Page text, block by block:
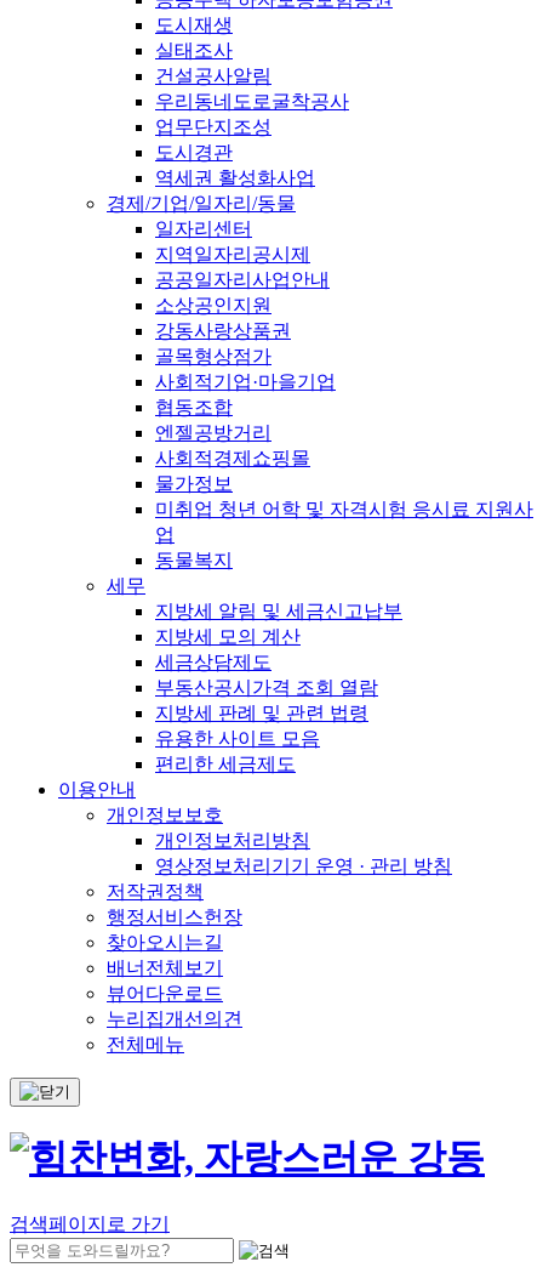
도시재생
실태조사
건설공사알림
우리동네도로굴착공사
업무단지조성
도시경관
역세권 활성화사업
경제/기업/일자리/동물
일자리센터
지역일자리공시제
공공일자리사업안내
소상공인지원
강동사랑상품권
골목형상점가
사회적기업·마을기업
협동조합
엔젤공방거리
사회적경제쇼핑몰
물가정보
미취업 청년 어학 및 자격시험 응시료 지원사
업
동물복지
세무
지방세 알림 및 세금신고납부
지방세 모의 계산
세금상담제도
부동산공시가격 조회 열람
지방세 판례 및 관련 법령
유용한 사이트 모음
편리한 세금제도
이용안내
개인정보보호
개인정보처리방침
영상정보처리기기 운영 · 관리 방침
저작권정책
행정서비스헌장
찾아오시는길
배너전체보기
뷰어다운로드
누리집개선의견
전체메뉴
검색페이지로 가기